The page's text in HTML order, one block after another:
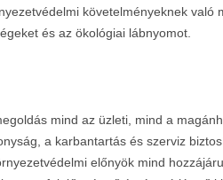
követelményeknek való
és az ökológiai lábnyomot.
mind az üzleti, mind a
a karbantartás és szerviz
előnyök mind